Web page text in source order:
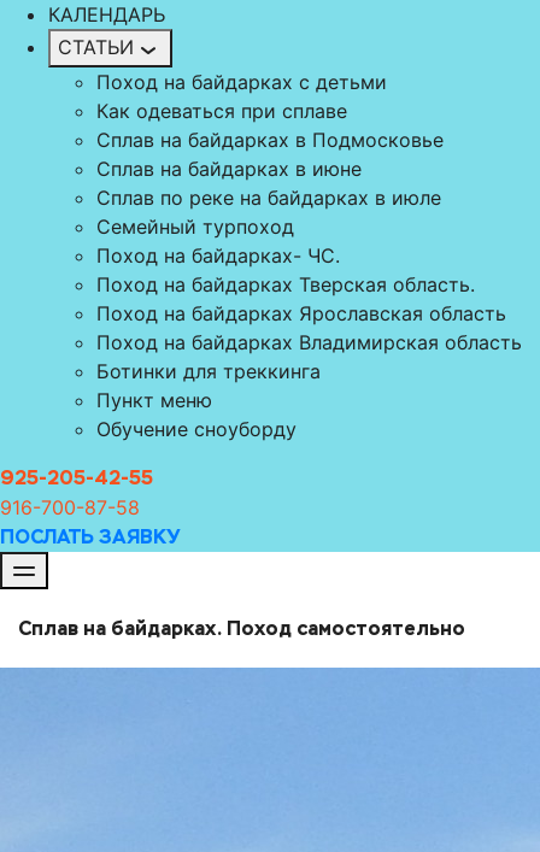
КАЛЕНДАРЬ
СТАТЬИ
Поход на байдарках с детьми
Как одеваться при сплаве
Сплав на байдарках в Подмосковье
Сплав на байдарках в июне
Сплав по реке на байдарках в июле
Семейный турпоход
Поход на байдарках- ЧС.
Поход на байдарках Тверская область.
Поход на байдарках Ярославская область
Поход на байдарках Владимирская область
Ботинки для треккинга
Пункт меню
Обучение сноуборду
925-205-42-55
916-700-87-58
ПОСЛАТЬ ЗАЯВКУ
Сплав на байдарках. Поход самостоятельно